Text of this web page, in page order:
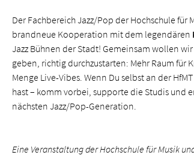
Der Fachbereich Jazz/Pop der Hochschule für
brandneue Kooperation mit dem legendären
Jazz Bühnen der Stadt! Gemeinsam wollen
geben, richtig durchzustarten: Mehr Raum
Menge Live-Vibes. Wenn Du selbst an der
hast – komm vorbei, supporte die Studis und
nächsten Jazz/Pop-Generation.
Eine Veranstaltung der Hochschule für Musik